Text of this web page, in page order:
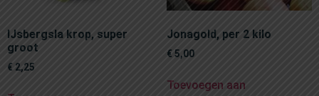
IJsbergsla krop, super
groot
€ 2,25
Jonagold, per 2 kilo
€5,00
Toevoegen aan